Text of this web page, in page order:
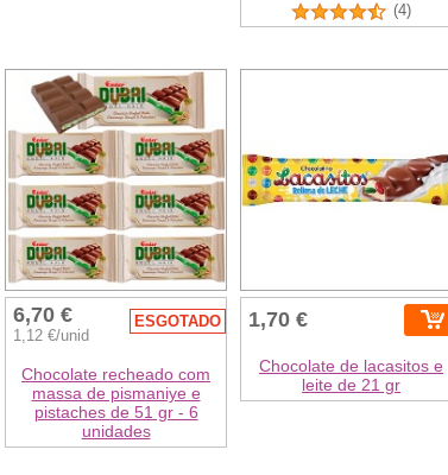
(4)
6,70 €
1,12 €/unid
ESGOTADO
Chocolate recheado com
massa de pismaniye e
pistaches de 51 gr - 6
unidades
1,70 €
Chocolate de lacasitos e
leite de 21 gr